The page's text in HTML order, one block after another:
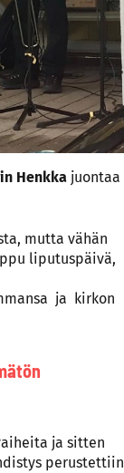
Henkka juontaa
mutta vähän
liputuspäivä,
ja kirkon
ja sitten
perustettiin